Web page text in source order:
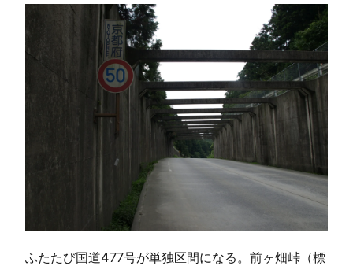
ふたたび国道477号が単独区間になる。前ヶ畑峠（標